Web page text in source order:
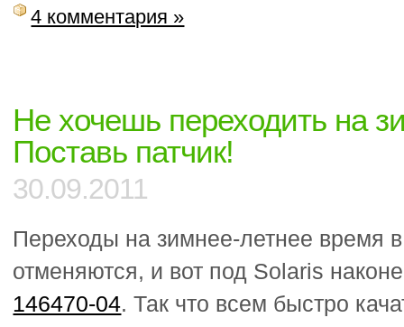
4 комментария »
Не хочешь переходить на
Поставь патчик!
30.09.2011
Переходы на зимнее-летнее время
отменяются, и вот под Solaris
146470-04. Так что всем быстро